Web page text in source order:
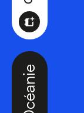
Océanie